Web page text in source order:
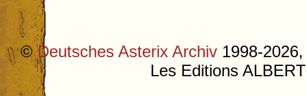
©Deutsches Asterix Archiv 1998-
Les Editions